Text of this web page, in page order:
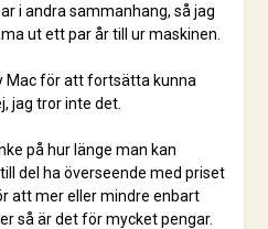
i andra sammanhang, så jag
ut ett par år till ur maskinen.
Mac för att fortsätta kunna
jag tror inte det.
på hur länge man kan
del ha överseende med priset
att mer eller mindre enbart
så är det för mycket pengar.